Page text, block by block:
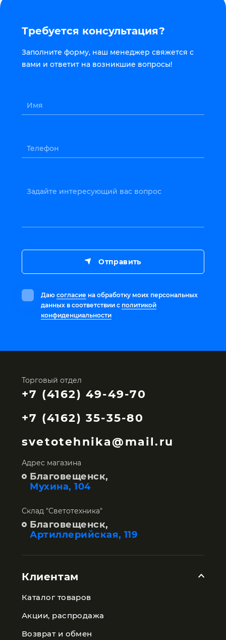
Требуется консультация?
Заполните форму, наш менеджер свяжется с
вами и ответит на возникшие вопросы!
Имя
Телефон
Задайте интересующий вас вопрос
Даю согласие на обработку моих персональных
данных в соответствии с политикой
конфиденциальности
Отправить
Торговый отдел
+7 (4162) 49-49-70
+7 (4162) 35-35-80
svetotehnika@mail.ru
Адрес магазина
Благовещенск,
Мухина, 104
Склад "Светотехника"
Благовещенск,
Артиллерийская, 119
Клиентам
Каталог товаров
Акции, распродажа
Возврат и обмен